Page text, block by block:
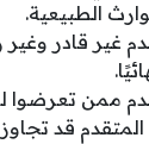
الطبيعية.
غير قادر وغير
ممن تعرضوا
قد تجاوز الـ 25 من